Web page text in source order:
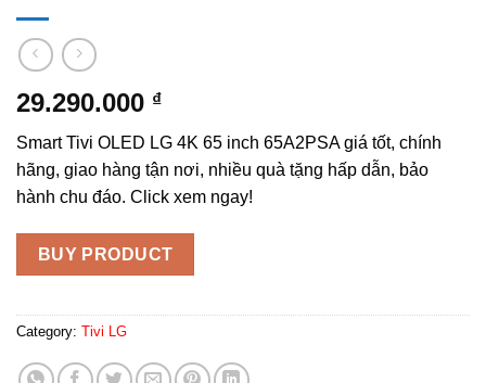
29.290.000 ₫
Smart Tivi OLED LG 4K 65 inch 65A2PSA giá tốt, chính
hãng, giao hàng tận nơi, nhiều quà tặng hấp dẫn, bảo
hành chu đáo. Click xem ngay!
BUY PRODUCT
Category: Tivi LG